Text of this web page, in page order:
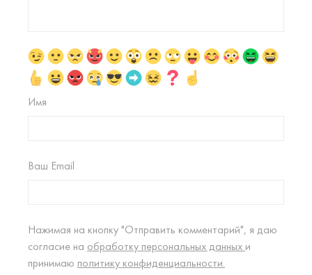
Имя
Ваш Email
Нажимая на кнопку "Отправить комментарий", я даю
согласие на обработку персональных данных и
принимаю политику конфиденциальности.